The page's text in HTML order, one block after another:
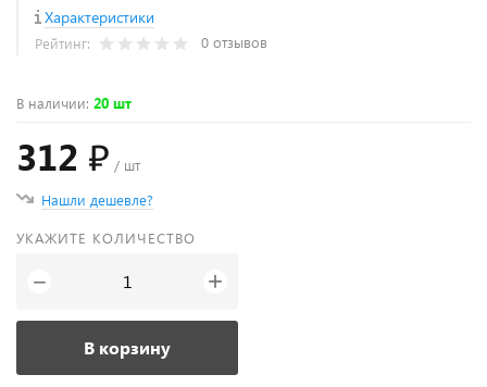
Характеристики
Рейтинг: 0 отзывов
В наличии: 20 шт
312 ₽ / шт
Нашли дешевле?
УКАЖИТЕ КОЛИЧЕСТВО
− +
В корзину